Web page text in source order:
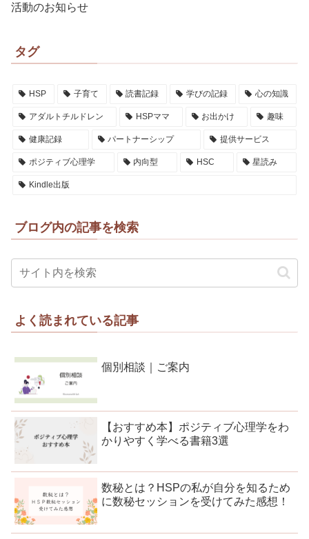
活動のお知らせ
タグ
HSP 子育て 読書記録 学びの記録 心の知識
アダルトチルドレン HSPママ お出かけ 趣味
健康記録 パートナーシップ 提供サービス
ポジティブ心理学 内向型 HSC 星読み
Kindle出版
ブログ内の記事を検索
よく読まれている記事
個別相談｜ご案内
【おすすめ本】ポジティブ心理学をわ
かりやすく学べる書籍3選
数秘とは？HSPの私が自分を知るため
に数秘セッションを受けてみた感想！